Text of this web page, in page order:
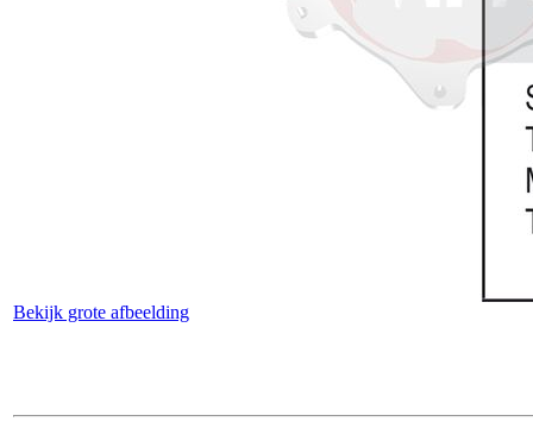
Bekijk grote afbeelding